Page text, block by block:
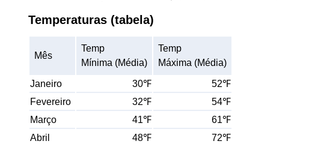
Temperaturas (tabela)
Mês
Temp
Mínima (Média)
Temp
Máxima (Média)
Janeiro 30℉
52℉
Fevereiro
32℉
54℉
Março
41℉
61℉
Abril
48℉
72℉